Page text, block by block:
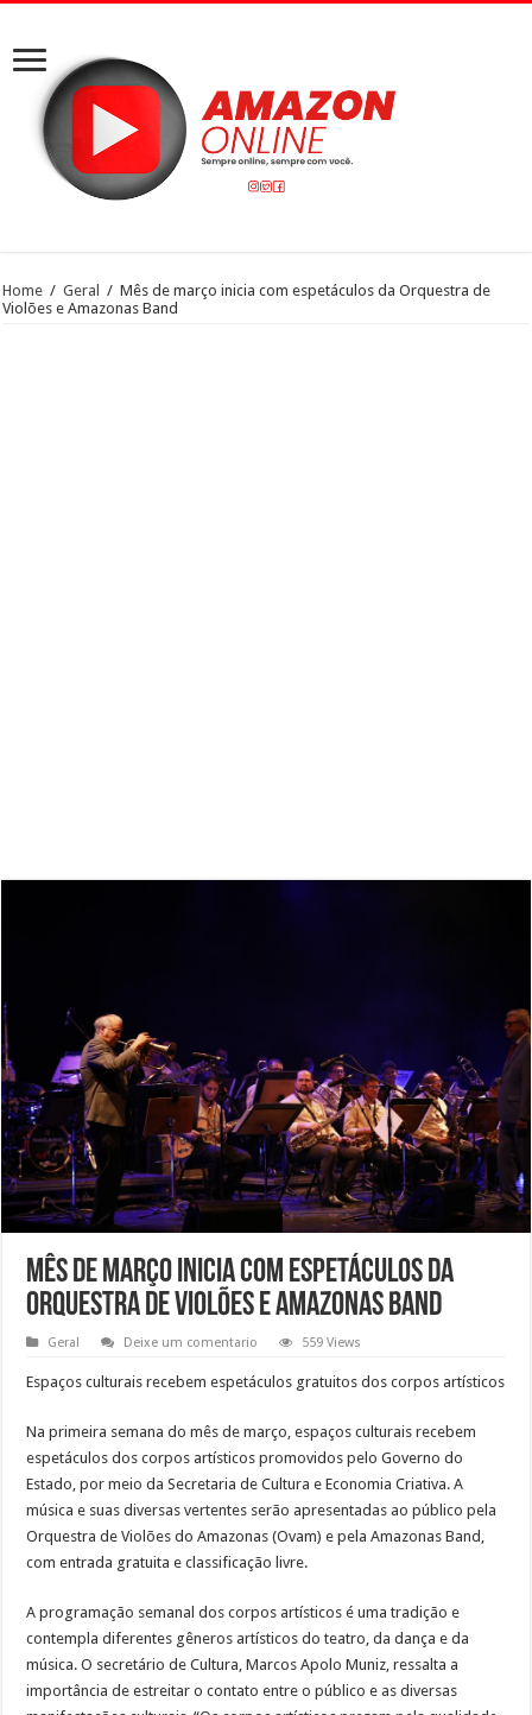
Home / Geral / Mês de março inicia com espetáculos da Orquestra de
Violões e Amazonas Band
Mês de março inicia com espetáculos da
Orquestra de Violões e Amazonas Band
Geral Deixe um comentario 559 Views
Espaços culturais recebem espetáculos gratuitos dos corpos artísticos
Na primeira semana do mês de março, espaços culturais recebem
espetáculos dos corpos artísticos promovidos pelo Governo do
Estado, por meio da Secretaria de Cultura e Economia Criativa. A
música e suas diversas vertentes serão apresentadas ao público pela
Orquestra de Violões do Amazonas (Ovam) e pela Amazonas Band,
com entrada gratuita e classificação livre.
A programação semanal dos corpos artísticos é uma tradição e
contempla diferentes gêneros artísticos do teatro, da dança e da
música. O secretário de Cultura, Marcos Apolo Muniz, ressalta a
importância de estreitar o contato entre o público e as diversas